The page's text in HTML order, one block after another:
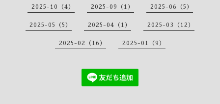
2025-10（4） 2025-09（1） 2025-06（5）
2025-05（5） 2025-04（1） 2025-03（12）
2025-02（16） 2025-01（9）